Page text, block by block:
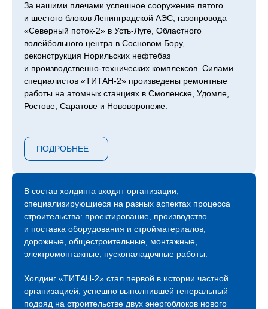
За нашими плечами успешное сооружение пятого
и шестого блоков Ленинградской АЭС, газопровода
«Северный поток-2» в Усть-Луге, Областного
волейбольного центра в Сосновом Бору,
реконструкция Норильских нефтебаз
и производственно-технических комплексов. Силами
специалистов «ТИТАН‑2» произведены ремонтные
работы на атомных станциях в Смоленске, Удомле,
Ростове, Саратове и Нововоронеже.
очереди ЛАЭС – 7 и 8 блоков, градирни второго
энергоблока Курской АЭС, инновационный проект
ОДЭК «Прорыв» с реактором на быстрых нейтронах
в Северске, Центра коллективного пользования
«Сибирский кольцевой источник фотонов»
С 2015 года холдинг «ТИТАН‑2» присутствует
на международной арене атомных строек и на
сегодняшний день мы являемся генеральными
АЭС «Аккую» в Турции, АЭС «Эль-Дабаа» в Египте,
АЭС «Пакш-2» в Венгрии.
ПОДРОБНЕЕ
В состав холдинга входят организации,
специализирующиеся на разных аспектах процесса
строительства: проектирование, производство
и поставка оборудования и стройматериалов,
дорожные, общестроительные, монтажные,
электромонтажные, пусконаладочные работы.
Холдинг «ТИТАН‑2» стал первой в истории частной
организацией, успешно выполнившей генеральный
подряд на строительстве двух энергоблоков нового